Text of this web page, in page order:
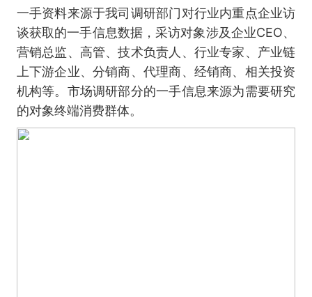
一手资料来源于我司调研部门对行业内重点企业访
谈获取的一手信息数据，采访对象涉及企业CEO、
营销总监、高管、技术负责人、行业专家、产业链
上下游企业、分销商、代理商、经销商、相关投资
机构等。市场调研部分的一手信息来源为需要研究
的对象终端消费群体。